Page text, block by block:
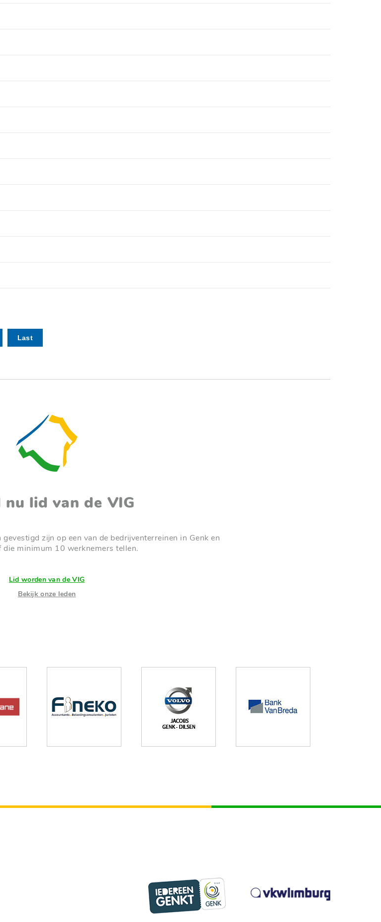
Last
lid van de VIG
zijn op een van de bedrijventerreinen in Genk en
die minimum 10 werknemers tellen.
Lid worden van de VIG
Bekijk onze leden